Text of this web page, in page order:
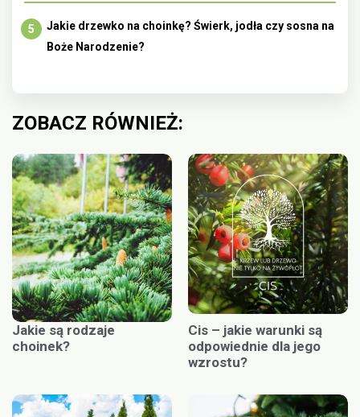
Jakie drzewko na choinkę? Świerk, jodła czy sosna na
Boże Narodzenie?
ZOBACZ RÓWNIEŻ:
Jakie są rodzaje
choinek?
Cis – jakie warunki są
odpowiednie dla jego
wzrostu?